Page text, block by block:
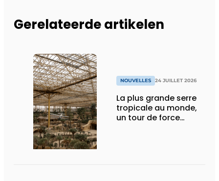
Gerelateerde artikelen
NOUVELLES 24 JUILLET 2026
La plus grande serre
tropicale au monde,
un tour de force